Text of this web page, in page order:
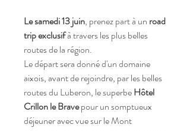
Le samedi 13 juin, prenez part à un road
trip exclusifà travers les plus belles
routes de la région.
Le départ sera donné d'un domaine
aixois, avant de rejoindre, par les belles
routes du Luberon, le superbeHôtel
Crillon le Bravepour unsomptueux
déjeuner avec vue sur le Mont